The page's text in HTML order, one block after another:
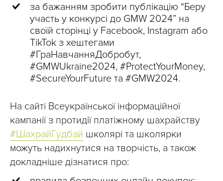
за бажанням зробити публікацію “Беру
участь у конкурсі до GMW 2024” на
своїй сторінці у Facebook, Instagram або
TikTok з хештегами
#ГраНавчанняДобробут,
#GMWUkraine2024, #ProtectYourMoney,
#SecureYourFuture та #GMW2024.
На сайті Всеукраїнської інформаційної
кампанії з протидії платіжному шахрайству
#ШахрайГудбай школярі та школярки
можуть надихнутися на творчість, а також
докладніше дізнатися про: